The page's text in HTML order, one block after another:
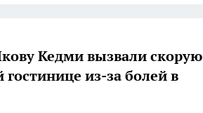
Кедми вызвали скорую
гостинице из-за болей в